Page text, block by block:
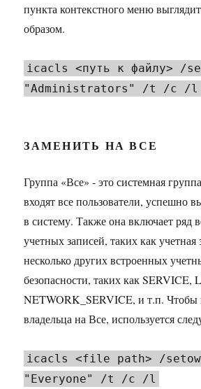
пункта контекстного меню
образом.
icacls <путь к файлу> /
"Administrators" /t /c /l
ЗАМЕНИТЬ НА ВСЕ
Группа «Все» - это системная
входят все пользователи, успешно
в систему. Также она включает ряд
учетных записей, таких как учетная
несколько других встроенных
безопасности, таких как
NETWORK_SERVICE, и т.п. Чтобы
владельца на Все, используется
icacls <file path> /
"Everyone" /t /c /l